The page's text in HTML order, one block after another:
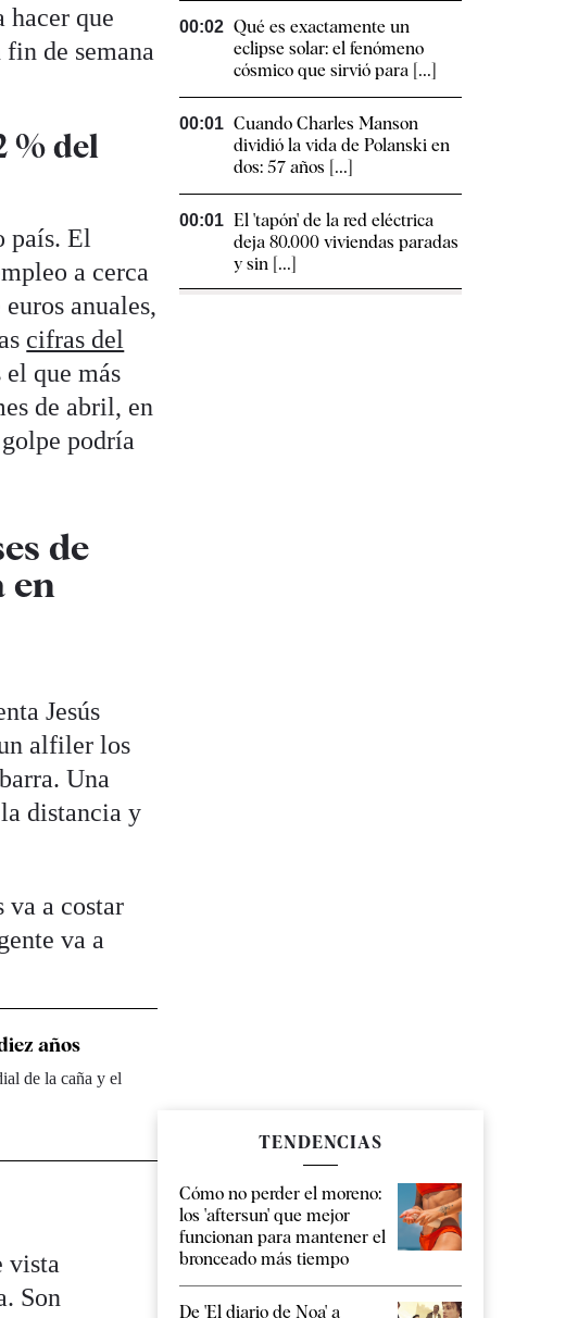
hacer que
de semana
% del
país. El
a cerca
anuales,
cifras del
que más
de abril, en
podría
de
en
Jesús
alfiler los
Una
distancia y
va a costar
va a
años
de la caña y el
vista
Son
00:02 Qué es exactamente un
eclipse solar: el fenómeno
cósmico que sirvió para [...]
00:01 Cuando Charles Manson
dividió la vida de Polanski en
dos: 57 años [...]
00:01 El 'tapón' de la red eléctrica
deja 80.000 viviendas paradas
y sin [...]
TENDENCIAS
Cómo no perder el moreno:
los 'aftersun' que mejor
funcionan para mantener el
bronceado más tiempo
De 'El diario de Noa' a